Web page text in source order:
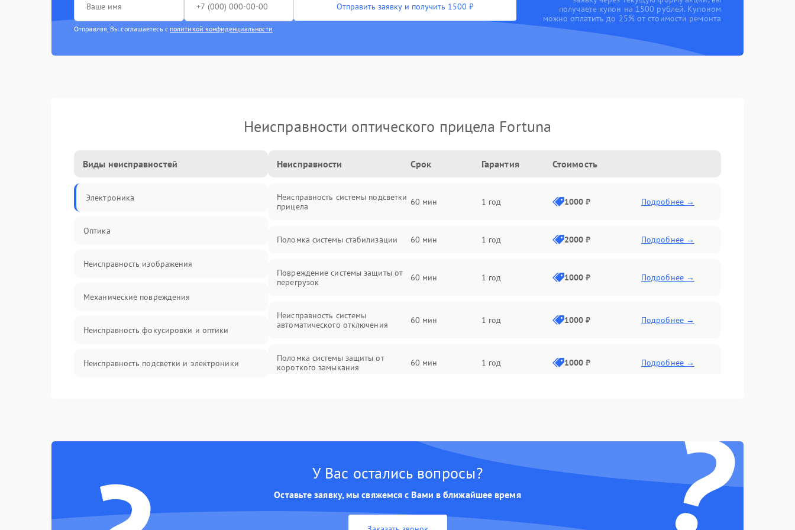
Отправить заявку и получить 1500 ₽
Отправляя, Вы соглашаетесь с политикой конфиденциальности
получаете купон на 1500 рублей. Купоном
можно оплатить до 25% от стоимости ремонта
Неисправности оптического прицела Fortuna
Виды неисправностей
Электроника
Оптика
Неисправность изображения
Механические повреждения
Неисправность фокусировки и оптики
Неисправность подсветки и электроники
Управление
Неисправности Срок Гарантия Стоимость
Неисправность системы подсветки
прицела
60 мин 1 год 1000 ₽ Подробнее →
Поломка системы стабилизации 60 мин 1 год 2000 ₽ Подробнее →
Повреждение системы защиты от
перегрузок
60 мин 1 год 1000 ₽ Подробнее →
Неисправность системы
автоматического отключения
60 мин 1 год 1000 ₽ Подробнее →
Поломка системы защиты от
короткого замыкания
60 мин 1 год 1000 ₽ Подробнее →
Неисправность системы защиты от
60 мин Подробнее →
замыкания
60 мин Подробнее →
?
У Вас остались вопросы?
Оставьте заявку, мы свяжемся с Вами в ближайшее время